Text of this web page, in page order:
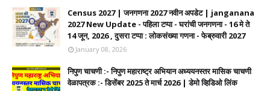
Census 2027 | जनगणना 2027 नवीन अपडेट | janganana
2027 New Update - पहिला टप्पा - घरांची जनगणना - 16 मे ते
14 जून, 2026 , दुसरा टप्पा : लोकसंख्या गणना - फेब्रुवारी 2027
January 08, 2026
निपुण चाचणी :- निपुण महाराष्ट्र अभियान अध्ययनस्तर मासिक चाचणी
वेळापत्रक :- डिसेंबर 2025 ते मार्च 2026 | डेमो व्हिडिओ लिंक